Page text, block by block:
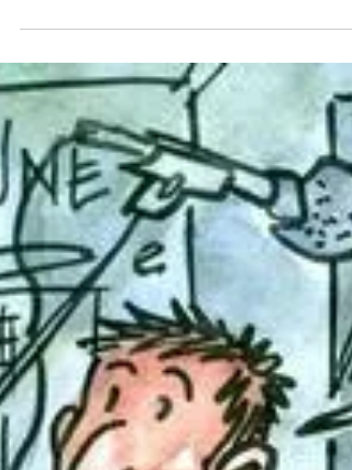
20 déc. 2008 1 min de lecture
WNE : l'inauguration d'un
nouveau studio radio
Article paru dans les Dernières Nouvelles d’Alsace du
20 décembre 2008 Les associations WNE (Warum Net
Experience) et Old School se...